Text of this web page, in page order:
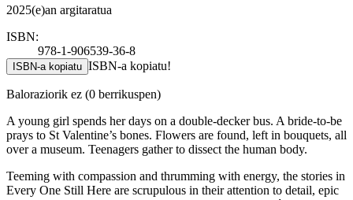
2025(e)an argitaratua
ISBN:
978-1-906539-36-8
ISBN-a kopiatu ISBN-a kopiatu!
Baloraziorik ez (0 berrikuspen)
A young girl spends her days on a double-decker bus. A bride-to-be
prays to St Valentine’s bones. Flowers are found, left in bouquets, all
over a museum. Teenagers gather to dissect the human body.
Teeming with compassion and thrumming with energy, the stories in
Every One Still Here are scrupulous in their attention to detail, epic